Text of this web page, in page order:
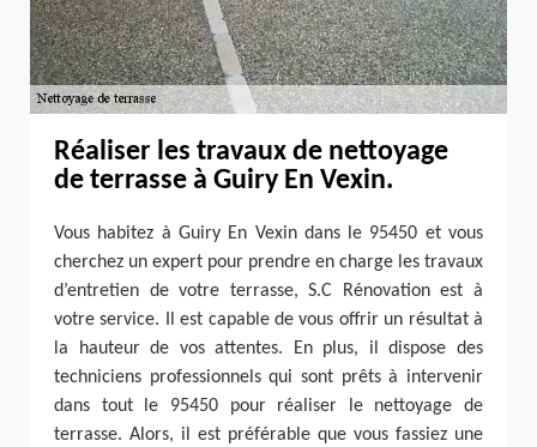
Réaliser les travaux de nettoyage
de terrasse à Guiry En Vexin.
Vous habitez à Guiry En Vexin dans le 95450 et vous
cherchez un expert pour prendre en charge les travaux
d’entretien de votre terrasse, S.C Rénovation est à
votre service. Il est capable de vous offrir un résultat à
la hauteur de vos attentes. En plus, il dispose des
techniciens professionnels qui sont prêts à intervenir
dans tout le 95450 pour réaliser le nettoyage de
terrasse. Alors, il est préférable que vous fassiez une